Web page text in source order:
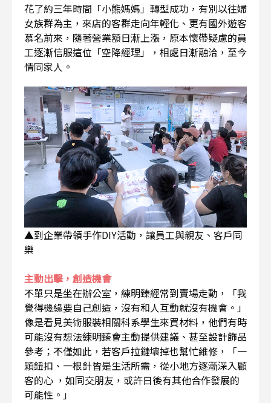
花了約三年時間「小熊媽媽」轉型成功，有別以往婦
女族群為主，來店的客群走向年輕化、更有國外遊客
慕名前來，隨著營業額日漸上漲，原本懷帶疑慮的員
工逐漸信服這位「空降經理」，相處日漸融洽，至今
情同家人。
▲到企業帶領手作DIY活動，讓員工與親友、客戶同
樂
主動出擊，創造機會
不單只是坐在辦公室，練明臻經常到賣場走動，「我
覺得機緣要自己創造，沒有和人互動就沒有機會。」
像是看見美術服裝相關科系學生來買材料，他們有時
可能沒有想法練明臻會主動提供建議、甚至設計飾品
參考；不僅如此，若客戶拉鏈壞掉也幫忙維修，「一
顆鈕扣、一根針皆是生活所需，從小地方逐漸深入顧
客的心 ，如同交朋友，或許日後有其他合作發展的
可能性。」